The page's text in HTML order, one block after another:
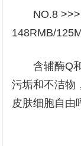
NO.8 >>>
148RMB/
含辅酶Q和
污垢和不洁物
皮肤细胞自由